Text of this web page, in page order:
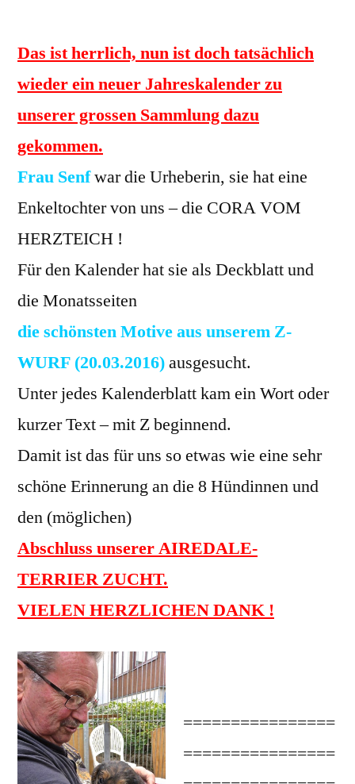
Das ist herrlich, nun ist doch tatsächlich
wieder ein neuer Jahreskalender zu
unserer grossen Sammlung dazu
gekommen.
Frau Senfwar die Urheberin, sie hat eine
Enkeltochter von uns – die CORA VOM
HERZTEICH !
Für den Kalender hat sie als Deckblatt und
die Monatsseiten
die schönsten Motive aus unserem Z-
WURF (20.03.2016)ausgesucht.
Unter jedes Kalenderblatt kam ein Wort oder
kurzer Text – mit Z beginnend.
Damit ist das für uns so etwas wie eine sehr
schöne Erinnerung an die 8 Hündinnen und
den (möglichen)
Abschluss unserer AIREDALE-
TERRIER ZUCHT.
VIELEN HERZLICHEN DANK !
================
================